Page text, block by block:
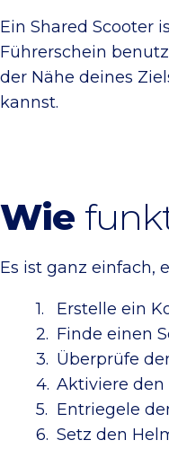
Ein Shared Scooter
Führerschein
der Nähe deines
kannst.
Wie
Es ist ganz einfach,
Erstelle ein
Finde einen
Überprüfe
Aktiviere den
Entriegele
Setz den